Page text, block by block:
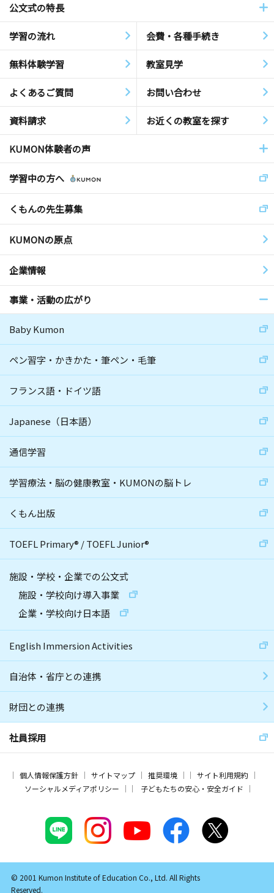
公文式の特長
学習の流れ 会費・各種手続き
無料体験学習 教室見学
よくあるご質問 お問い合わせ
資料請求 お近くの教室を探す
KUMON体験者の声
学習中の方へ
くもんの先生募集
KUMONの原点
企業情報
事業・活動の広がり
Baby Kumon
ペン習字・かきかた・筆ペン・毛筆
フランス語・ドイツ語
Japanese（日本語）
通信学習
学習療法・脳の健康教室・KUMONの脳トレ
くもん出版
TOEFL Primary® /TOEFL Junior®
施設・学校・企業での公文式
施設・学校向け導入事業
企業・学校向け日本語
English Immersion Activities
自治体・省庁との連携
財団との連携
社員採用
個人情報保護方針 サイトマップ 推奨環境
サイト利用規約
ソーシャルメディアポリシー
子どもたちの安心・安全ガイド
© 2001 Kumon Institute of Education Co., Ltd. All Rights
Reserved.